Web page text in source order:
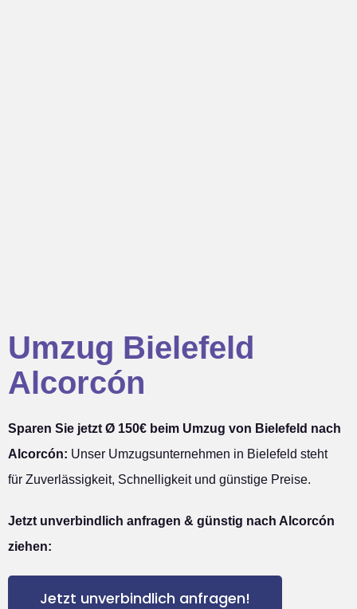
Umzug Bielefeld
Alcorcón
Sparen Sie jetzt Ø 150€ beim Umzug von Bielefeld nach
Alcorcón: Unser Umzugsunternehmen in Bielefeld steht
für Zuverlässigkeit, Schnelligkeit und günstige Preise.
Jetzt unverbindlich anfragen & günstig nach Alcorcón
ziehen:
Jetzt unverbindlich anfragen!